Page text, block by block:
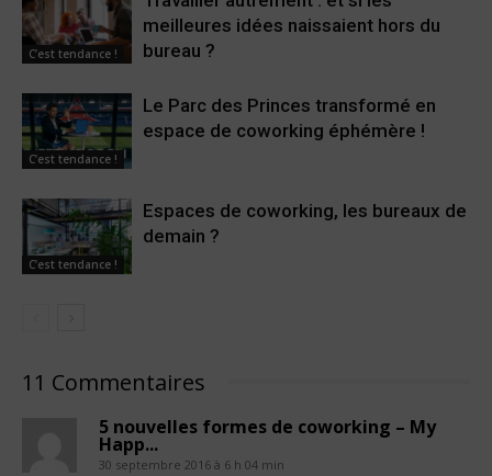
C’est tendance !
meilleures idées naissaient hors du
bureau ?
C’est tendance !
Le Parc des Princes transformé en
espace de coworking éphémère !
C’est tendance !
Espaces de coworking, les bureaux de
demain ?
11 Commentaires
5 nouvelles formes de coworking – My
Happ...
30 septembre 2016 à 6 h 04 min